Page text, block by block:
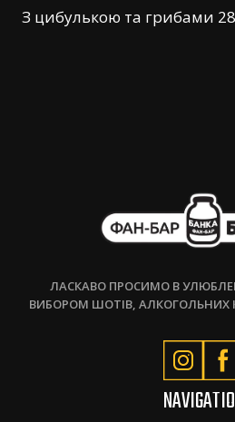
З цибулькою та грибами
ЛАСКАВО ПРОСИМО В
ВИБОРОМ ШОТІВ, АЛКОГОЛЬНИХ